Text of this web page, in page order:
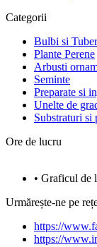
Categorii
Bulbi si
Plante Perene
Arbusti
Seminte
Preparate si
Unelte de
Substraturi si
Ore de lucru
• Graficul de
Urmărește-ne pe
https://
https://